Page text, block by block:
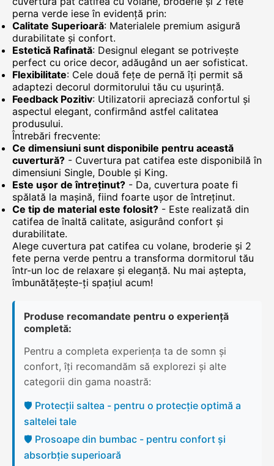
perna verde iese în evidență prin:
Calitate Superioară: Materialele premium asigură
durabilitate și confort.
Estetică Rafinată: Designul elegant se potrivește
perfect cu orice decor, adăugând un aer sofisticat.
Flexibilitate: Cele două fețe de pernă îți permit să
adaptezi decorul dormitorului tău cu ușurință.
Feedback Pozitiv: Utilizatorii apreciază confortul și
aspectul elegant, confirmând astfel calitatea
produsului.
Întrebări frecvente:
Ce dimensiuni sunt disponibile pentru această
cuvertură? - Cuvertura pat catifea este disponibilă în
dimensiuni Single, Double și King.
Este ușor de întreținut? - Da, cuvertura poate fi
spălată la mașină, fiind foarte ușor de întreținut.
Ce tip de material este folosit? - Este realizată din
catifea de înaltă calitate, asigurând confort și
durabilitate.
Alege cuvertura pat catifea cu volane, broderie și 2
fete perna verde pentru a transforma dormitorul tău
într-un loc de relaxare și eleganță. Nu mai aștepta,
îmbunătățește-ți spațiul acum!
Produse recomandate pentru o experiență
completă:
Pentru a completa experiența ta de somn și
confort, îți recomandăm să explorezi și alte
categorii din gama noastră:
🛡️ Protecții saltea - pentru o protecție optimă a
saltelei tale
🛡️ Prosoape din bumbac - pentru confort și
absorbție superioară